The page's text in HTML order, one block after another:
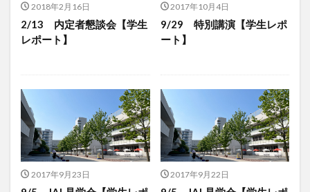
2018年2月16日
2/13 内定者懇談会【学生
レポート】
2017年10月4日
9/29 特別講演【学生レポ
ート】
2017年9月23日 2017年9月22日